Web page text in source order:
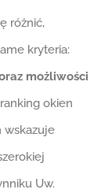
różnić,
kryteria:
możliwości
okien
wskazuje
Uw.